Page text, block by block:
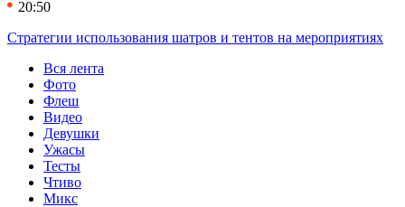
20:50
Стратегии использования шатров и тентов на мероприятиях
Вся лента
Фото
Флеш
Видео
Девушки
Ужасы
Тесты
Чтиво
Микс